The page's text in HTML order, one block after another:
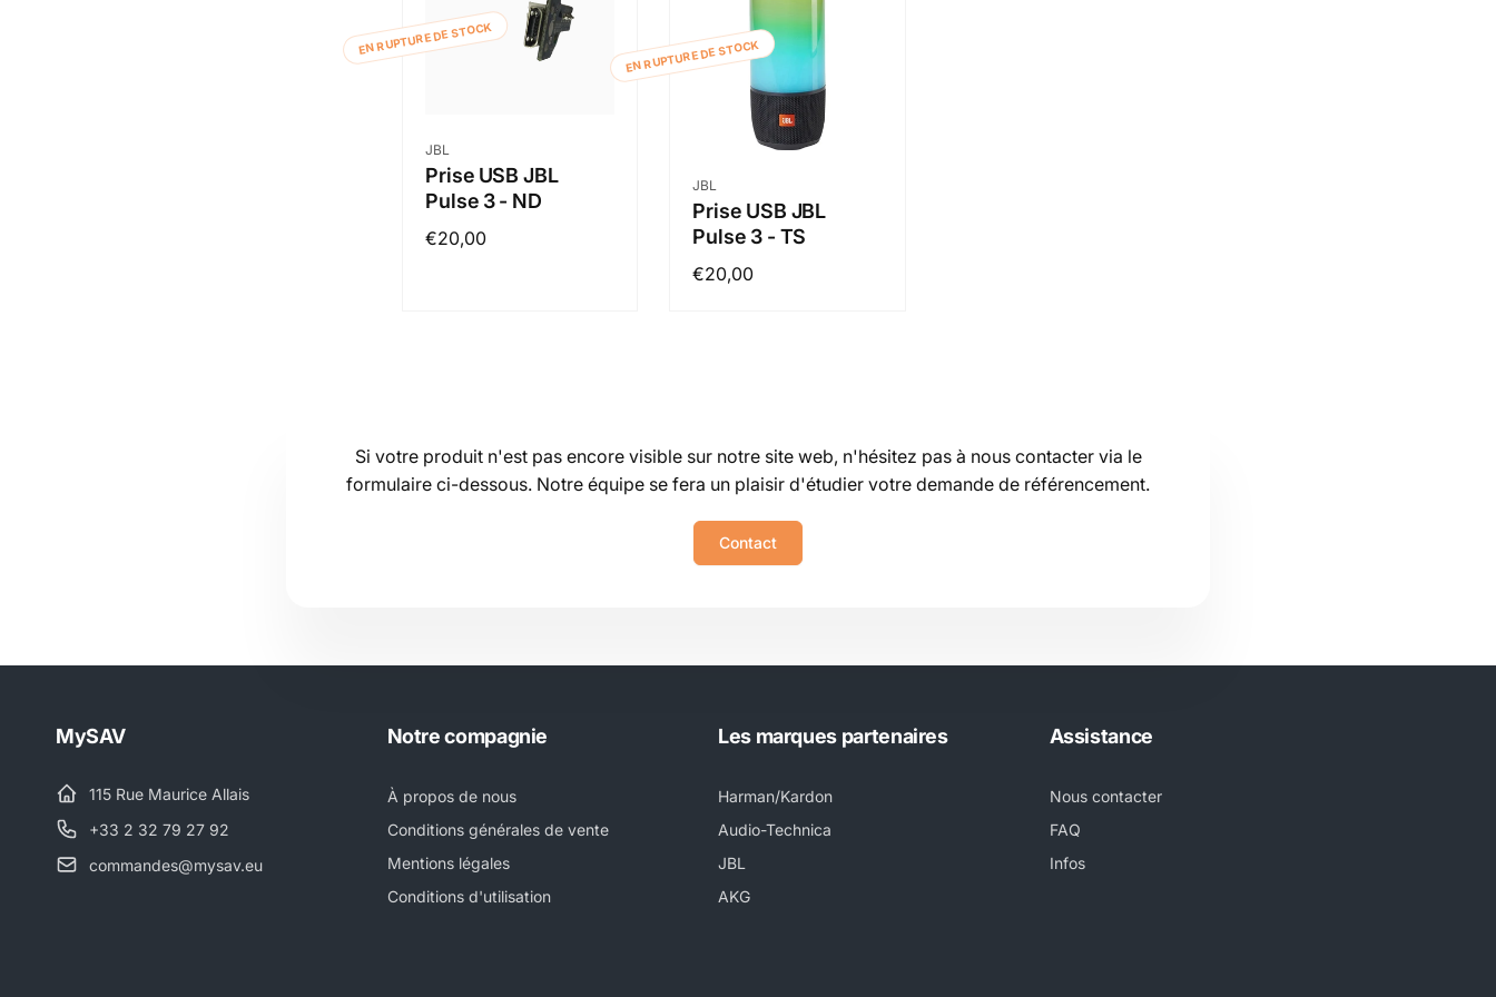
EN RUPTURE DE STOCK
Distributeur :
JBL
Prise USB JBL
Pulse 3 - ND
Prix
€20,00
EN RUPTURE DE STOCK
Distributeur :
JBL
Prise USB JBL
Pulse 3 - TS
Prix
€20,00
Si votre produit n'est pas encore visible sur notre site web, n'hésitez pas à nous contacter via le
formulaire ci-dessous. Notre équipe se fera un plaisir d'étudier votre demande de référencement.
Contact
MySAV
115 Rue Maurice Allais
+33 2 32 79 27 92
commandes@mysav.eu
Notre compagnie
À propos de nous
Conditions générales de vente
Mentions légales
Conditions d'utilisation
Les marques partenaires
Harman/Kardon
Audio-Technica
JBL
AKG
Assistance
Nous contacter
FAQ
Infos